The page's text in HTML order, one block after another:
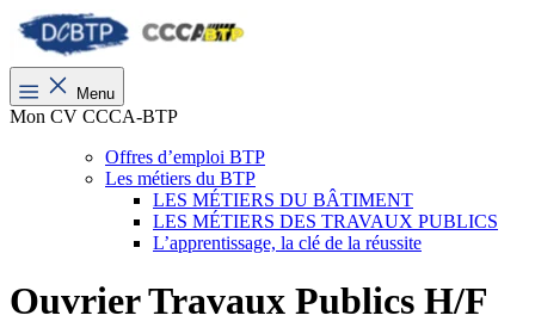
Menu
Mon CV CCCA-BTP
Offres d’emploi BTP
Les métiers du BTP
LES MÉTIERS DU BÂTIMENT
LES MÉTIERS DES TRAVAUX PUBLICS
L’apprentissage, la clé de la réussite
Ouvrier Travaux Publics H/F